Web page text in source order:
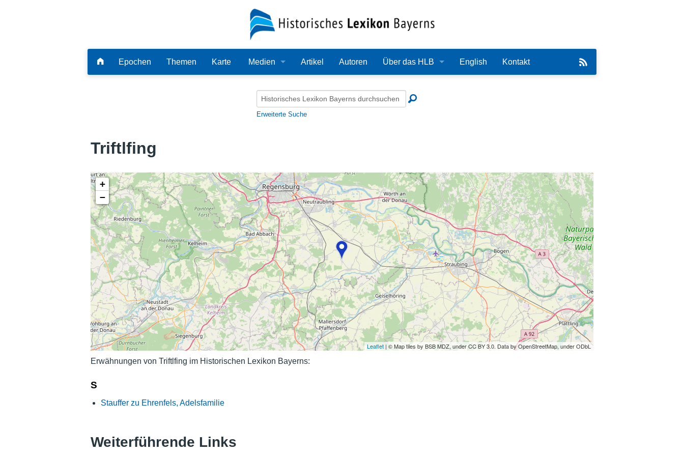
Epochen Themen Karte Medien
Audio
Alle Dateien
Artikel Autoren Über das HLB
Redaktion
Bearbeitungsstand
Zehn Jahre HLB
Häufige Fragen
Nutzungshinweise
English Kontakt
Erweiterte Suche
Triftlfing
+
−
Leaflet | © Map tiles by BSB MDZ, under CC BY 3.0. Data by OpenStreetMap, under ODbL
Erwähnungen von Triftlfing im Historischen Lexikon Bayerns:
S
Stauffer zu Ehrenfels, Adelsfamilie
Weiterführende Links